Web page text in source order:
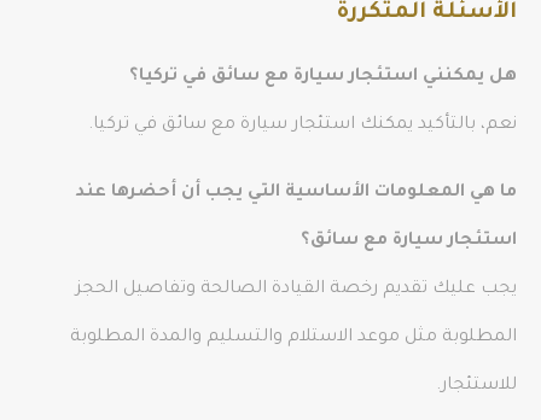
الأسئلة المتكررة
هل يمكنني استئجار سيارة مع سائق في تركيا؟
نعم، بالتأكيد يمكنك استئجار سيارة مع سائق في تركيا.
ما هي المعلومات الأساسية التي يجب أن أحضرها عند
استئجار سيارة مع سائق؟
يجب عليك تقديم رخصة القيادة الصالحة وتفاصيل الحجز
المطلوبة مثل موعد الاستلام والتسليم والمدة المطلوبة
للاستئجار.